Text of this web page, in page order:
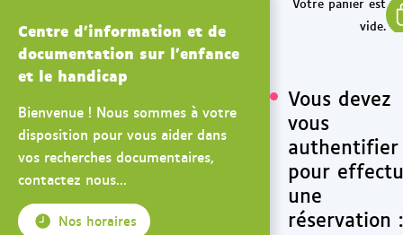
Vous devez
vous
authentifier
pour
une
réservation :
Centre d'information et de
documentation sur l'enfance
et le handicap
Bienvenue ! Nous sommes à votre
disposition pour vous aider dans
vos recherches documentaires,
contactez nous...
Nos horaires